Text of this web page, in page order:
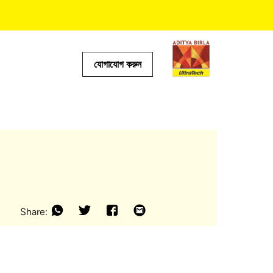
যোগাযোগ করুন
Share: